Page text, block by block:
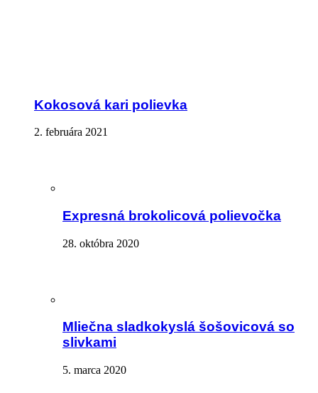
Kokosová kari polievka
2. februára 2021
Expresná brokolicová polievočka
28. októbra 2020
Mliečna sladkokyslá šošovicová so
slivkami
5. marca 2020